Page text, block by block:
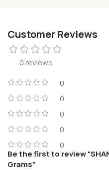
Customer Reviews
0 reviews
0
0
0
0
0
Be the first to review
Grams”